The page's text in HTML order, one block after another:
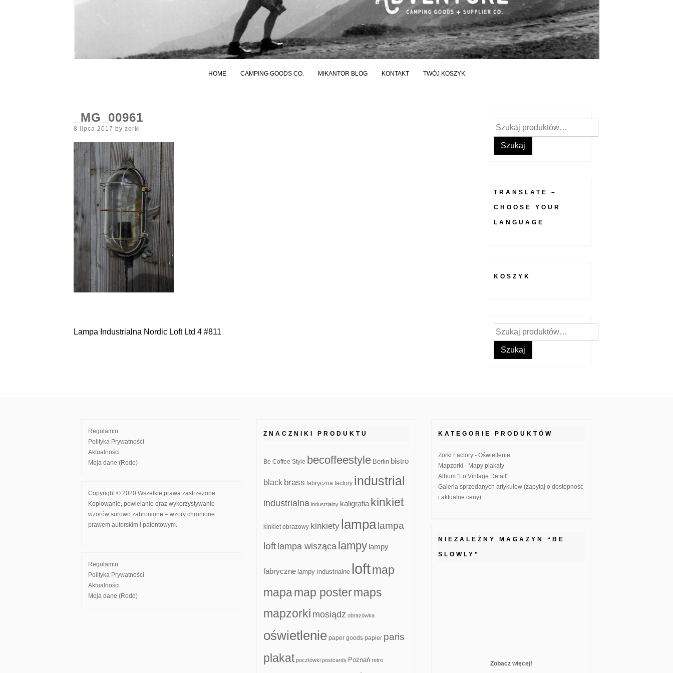
HOME CAMPING GOODS CO. MIKANTOR BLOG KONTAKT TWÓJ KOSZYK
_MG_00961
Posted
8 lipca 2017 by zorki
Nawigacja
Lampa Industrialna Nordic Loft Ltd 4 #811
Szukaj:
Szukaj
TRANSLATE –
CHOOSE YOUR
LANGUAGE
KOSZYK
Szukaj:
Szukaj
Regulamin
Polityka Prywatności
Aktualności
Moja dane (Rodo)
Copyright © 2020 Wszelkie prawa zastrzeżone.
Kopiowanie, powielanie oraz wykorzystywanie
wzorów surowo zabronione – wzory chronione
prawem autorskim i patentowym.
Regulamin
Polityka Prywatności
Aktualności
Moja dane (Rodo)
ZNACZNIKI PRODUKTU
Be Coffee Style becoffeestyle Berlin bistro
black brass fabryczna factory industrial
industrialna industrialny kaligrafia kinkiet
kinkiet obrazowy kinkiety lampa lampa
loft lampa wisząca lampy lampy
fabryczne lampy industrialne loftmap
mapamap postermaps
mapzorki mosiądz obrazówka
oświetlenie paper goods papier paris
plakat pocztówki postcards Poznań retro
KATEGORIE PRODUKTÓW
Zorki Factory - Oświetlenie
Mapzorki - Mapy plakaty
Album "Lo Vintage Detail"
Galeria sprzedanych artykułów (zapytaj o dostępność
i aktualne ceny)
NIEZALEŻNY MAGAZYN “BE
SLOWLY”
Zobacz więcej!